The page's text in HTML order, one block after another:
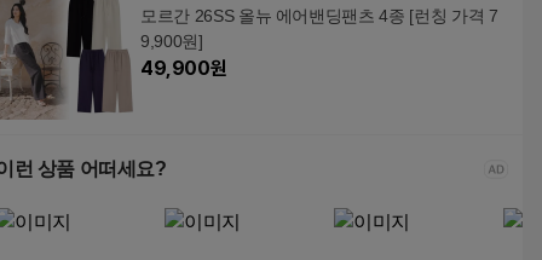
모르간 26SS 올뉴 에어밴딩팬츠 4종 [런칭 가격 7
9,900원]
49,900원
런 상품 어떠세요?